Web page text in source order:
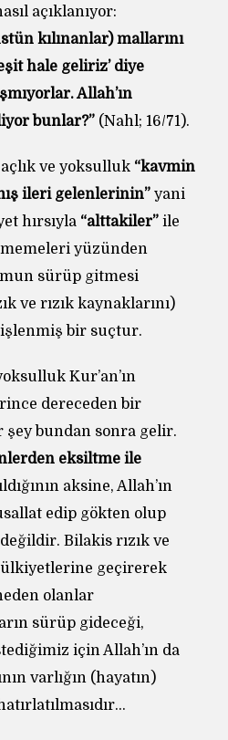
açıklanıyor:
kılınanlar) mallarını
hale geliriz’ diye
Allah’ın
bunlar?”(Nahl; 16/71).
ve yoksulluk “kavmin
ileri gelenlerinin”yani
hırsıyla “alttakiler”ile
yüzünden
sürüp gitmesi
ve rızık kaynaklarını)
bir suçtur.
Kur’an’ın
dereceden bir
bundan sonra gelir.
eksiltme ile
aksine, Allah’ın
edip gökten olup
Bilakis rızık ve
geçirerek
olanlar
sürüp gideceği,
için Allah’ın da
varlığın (hayatın)